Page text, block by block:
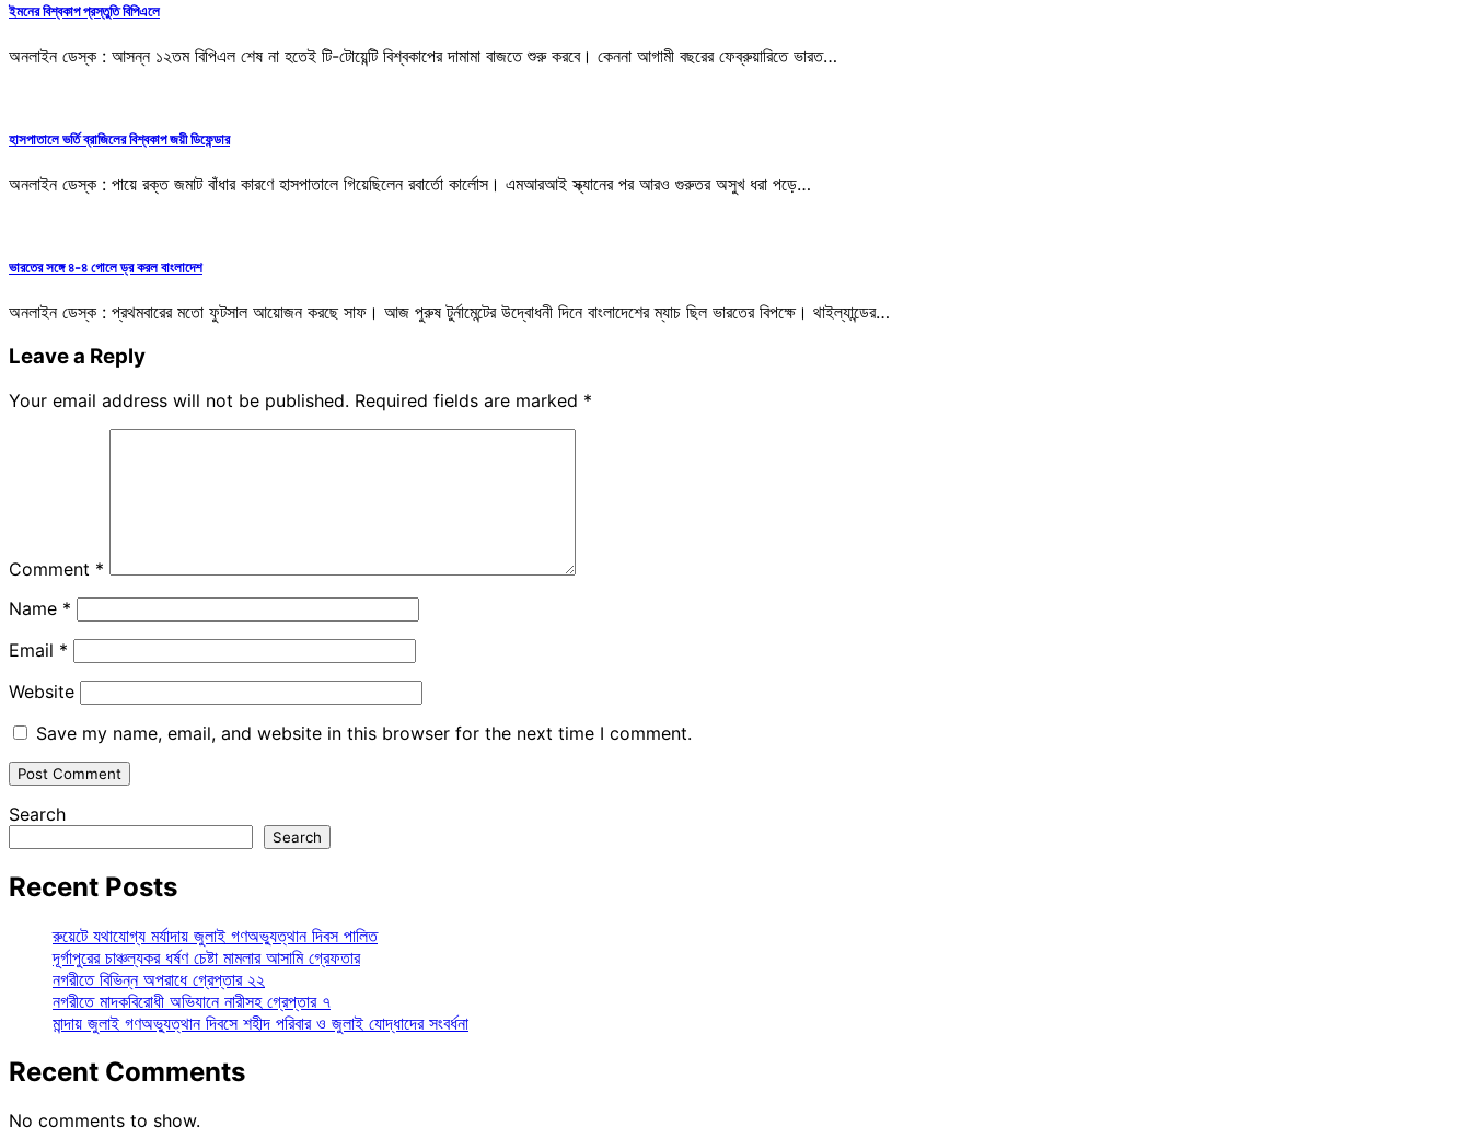
ইমনের বিশ্বকাপ প্রস্তুতি বিপিএলে
অনলাইন ডেস্ক : আসন্ন ১২তম বিপিএল শেষ না হতেই টি-টোয়েন্টি বিশ্বকাপের দামামা বাজতে শুরু করবে। কেননা আগামী বছরের ফেব্রুয়ারিতে ভারত…
হাসপাতালে ভর্তি ব্রাজিলের বিশ্বকাপ জয়ী ডিফেন্ডার
অনলাইন ডেস্ক : পায়ে রক্ত জমাট বাঁধার কারণে হাসপাতালে গিয়েছিলেন রবার্তো কার্লোস। এমআরআই স্ক্যানের পর আরও গুরুতর অসুখ ধরা পড়ে…
ভারতের সঙ্গে ৪-৪ গোলে ড্র করল বাংলাদেশ
অনলাইন ডেস্ক : প্রথমবারের মতো ফুটসাল আয়োজন করছে সাফ। আজ পুরুষ টুর্নামেন্টের উদ্বোধনী দিনে বাংলাদেশের ম্যাচ ছিল ভারতের বিপক্ষে। থাইল্যান্ডের…
Leave a Reply
Your email address will not be published. Required fields are marked *
Comment *
Name *
Email *
Website
Save my name, email, and website in this browser for the next time I comment.
Search
Search
Recent Posts
রুয়েটে যথাযোগ্য মর্যাদায় জুলাই গণঅভ্যুত্থান দিবস পালিত
দূর্গাপুরের চাঞ্চল্যকর ধর্ষণ চেষ্টা মামলার আসামি গ্রেফতার
নগরীতে বিভিন্ন অপরাধে গ্রেপ্তার ২২
নগরীতে মাদকবিরোধী অভিযানে নারীসহ গ্রেপ্তার ৭
মান্দায় জুলাই গণঅভ্যুত্থান দিবসে শহীদ পরিবার ও জুলাই যোদ্ধাদের সংবর্ধনা
Recent Comments
No comments to show.